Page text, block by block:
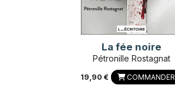
La fée noire
Pétronille Rostagnat
19,90 € COMMANDER